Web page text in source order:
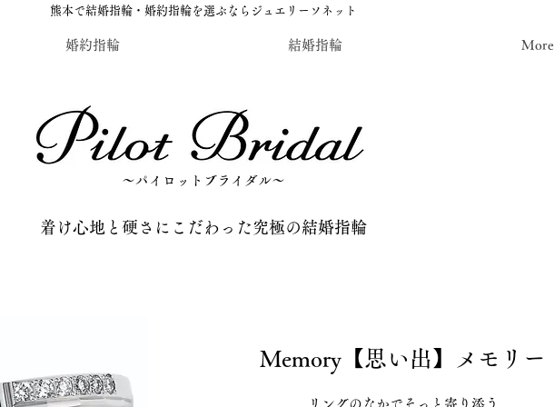
熊本で結婚指輪・婚約指輪を選ぶならジュエリーソネット
婚約指輪 結婚指輪 More
〜パイロットブライダル〜
​着け心地と硬さにこだわった究極の結婚指輪
Memory【思い出】メモリー
リングのなかでそっと寄り添う